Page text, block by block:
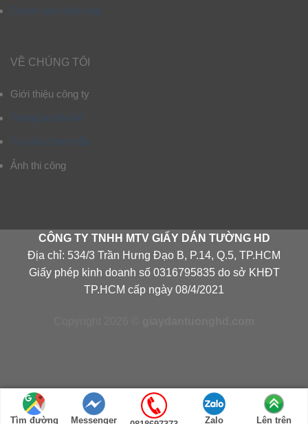
Chính sách bảo mật
VỀ CHÚNG TÔI
Giới thiệu công ty
Thông tin liên hệ
Tư vấn chọn mẫu
Ảnh thi công
CÔNG TY TNHH MTV GIẤY DÁN TƯỜNG HD
Địa chỉ: 534/3 Trần Hưng Đạo B, P.14, Q.5, TP.HCM
Giấy phép kinh doanh số 0316795835 do sở KHĐT
TP.HCM cấp ngày 08/4/2021
Tìm đường Messenger Zalo Lên trên